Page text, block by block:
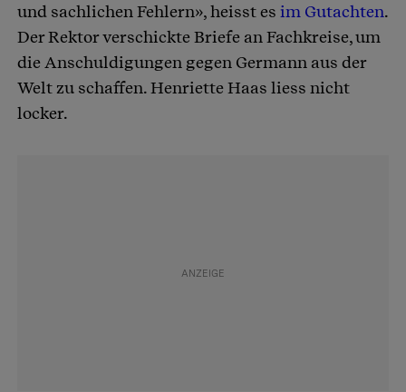
und sachlichen Fehlern», heisst es im Gutachten.
Der Rektor verschickte Briefe an Fachkreise, um
die Anschuldigungen gegen Germann aus der
Welt zu schaffen. Henriette Haas liess nicht
locker.